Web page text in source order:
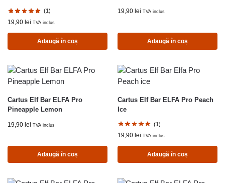
(1)
19,90 lei TVA inclus
Adaugă în coș
19,90 lei TVA inclus
Adaugă în coș
Cartus Elf Bar ELFA Pro
Pineapple Lemon
19,90 lei TVA inclus
Adaugă în coș
Cartus Elf Bar ELFA Pro Peach
Ice
(1)
19,90 lei TVA inclus
Adaugă în coș